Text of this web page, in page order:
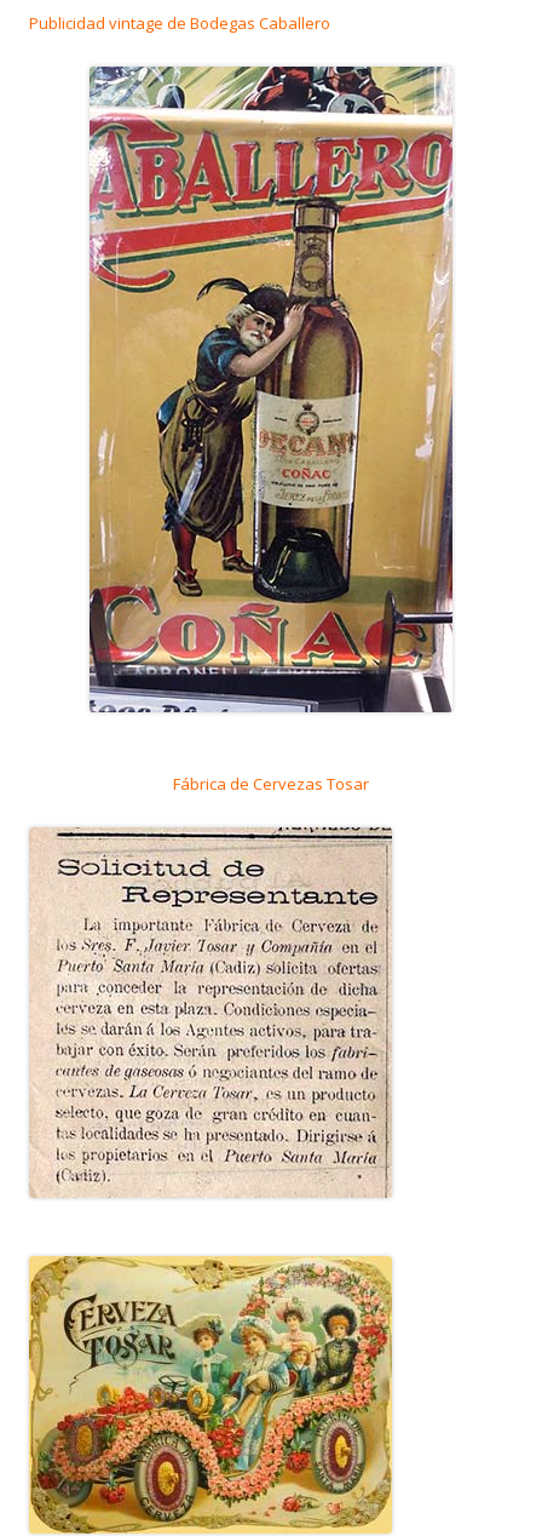
Publicidad vintage de Bodegas Caballero
Fábrica de Cervezas Tosar